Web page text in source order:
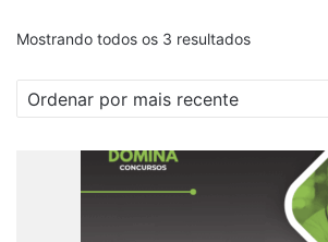
Mostrando todos os 3 resultadosClassificado
por
mais
recente